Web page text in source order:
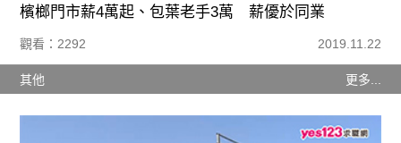
檳榔門市薪4萬起、包葉老手3萬 薪優於同業
觀看：2292 2019.11.22
其他 更多...